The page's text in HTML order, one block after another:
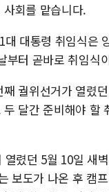
회를 맡습니다.
대 대통령 취임식은
부터 곧바로 취임식
궐위선거가 열렸
두 달간 준비해야 할
열렸던 5월 10일 새
보도가 나온 후 캠